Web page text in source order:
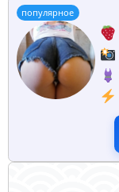
популярное